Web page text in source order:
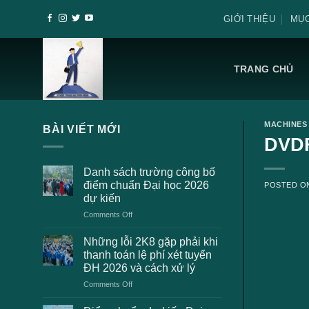
GIỚI THIỆU
TRANG CHỦ
BÀI VIẾT MỚI
Danh sách trường công bố
điểm chuẩn Đại học 2026
dự kiến
Comments Offon
sách
trường
công
bố
điểm
Đại
Những lỗi 2K8 gặp phải khi
thanh toán lệ phí xét tuyển
ĐH 2026 và cách xử lý
Comments Offon
lỗi
MACHINES
POSTED